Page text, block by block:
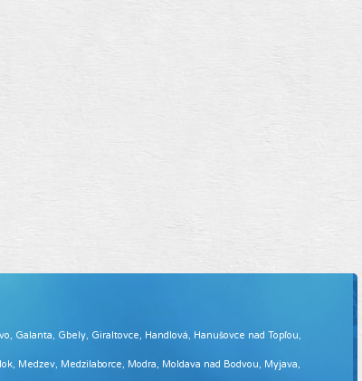
Galanta, Gbely, Giraltovce, Handlová, Hanušovce nad Topľou,
Medzev, Medzilaborce, Modra, Moldava nad Bodvou, Myjava,